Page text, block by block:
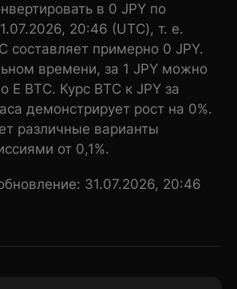
в 0 JPY по
20:46 (UTC), т. е.
составляет примерно 0 JPY.
времени, за 1 JPY можно
E BTC. Курс BTC к JPY за
демонстрирует рост на 0%.
различные варианты
от 0,1%.
31.07.2026, 20:46